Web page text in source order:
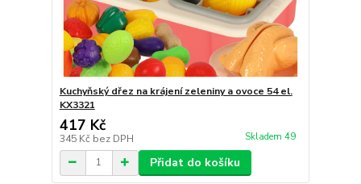
Kuchyňský dřez na krájení zeleniny a ovoce 54 el.
KX3321
417 Kč
345 Kč bez DPH Skladem 49
Přidat do košíku